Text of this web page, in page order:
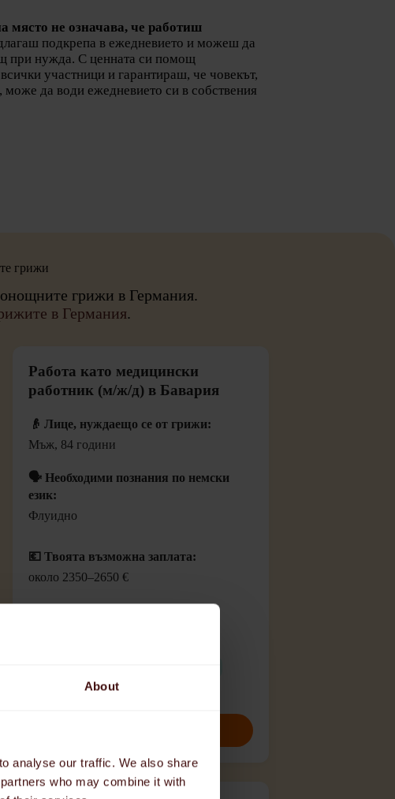
About
analyse our traffic. We also share
who may combine it with
място не означава, че работиш
подкрепа в ежедневието и можеш да
при нужда. С ценната си помощ
участници и гарантираш, че човекът,
да води ежедневието си в собствения
грижи
грижи в Германия.
в Германия.
Работа като медицински
работник (м/ж/д) в Бавария
👴 Лице, нуждаещо се от грижи:
Мъж, 84 години
🗣️ Необходими познания по немски
език:
Флуидно
💶 Твоята възможна заплата:
около 2350–2650 €